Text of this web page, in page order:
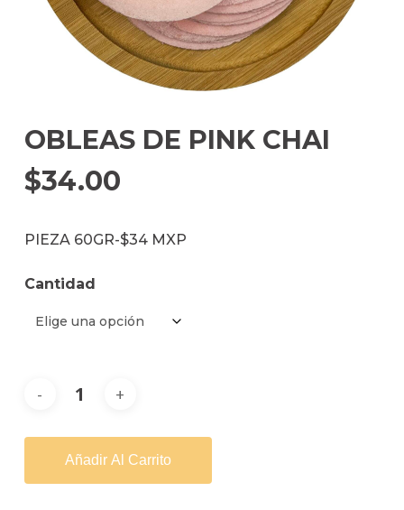
OBLEAS DE PINK CHAI
$34.00
PIEZA 60GR-$34 MXP
Cantidad
Añadir Al Carrito